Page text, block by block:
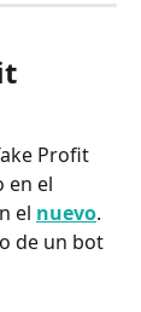
Profit
en el
el nuevo.
de un bot